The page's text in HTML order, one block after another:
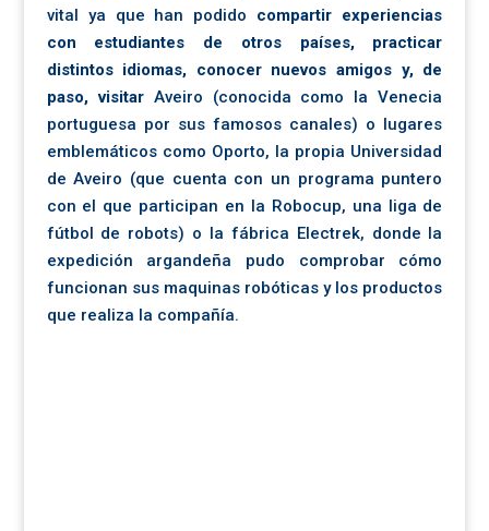
vital ya que han podido compartir experiencias
con estudiantes de otros países, practicar
distintos idiomas, conocer nuevos amigos y, de
paso, visitarAveiro (conocida como la Venecia
portuguesa por sus famosos canales) o lugares
emblemáticos como Oporto, la propia Universidad
de Aveiro (que cuenta con un programa puntero
con el que participan en la Robocup, una liga de
fútbol de robots) o la fábrica Electrek, donde la
expedición argandeña pudo comprobar cómo
funcionan sus maquinas robóticas y los productos
que realiza la compañía.